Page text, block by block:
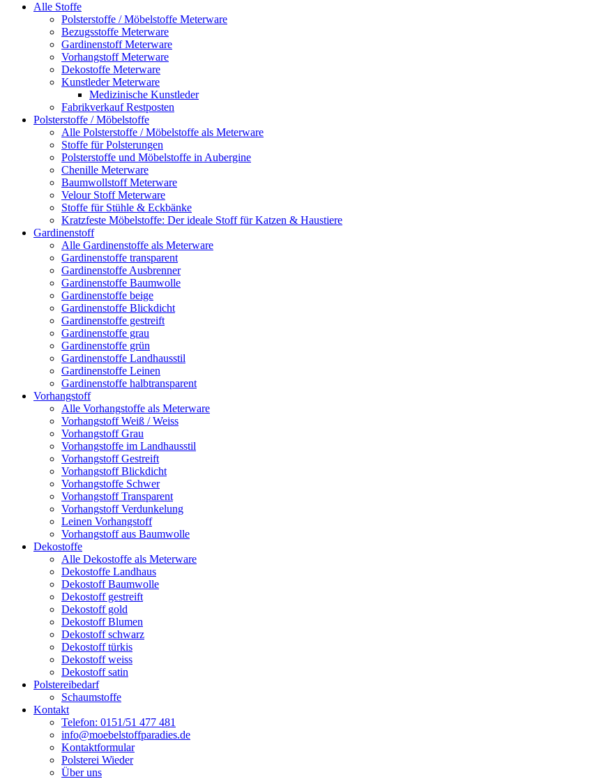
Alle Stoffe
Polsterstoffe / Möbelstoffe Meterware
Bezugsstoffe Meterware
Gardinenstoff Meterware
Vorhangstoff Meterware
Dekostoffe Meterware
Kunstleder Meterware
Medizinische Kunstleder
Fabrikverkauf Restposten
Polsterstoffe / Möbelstoffe
Alle Polsterstoffe / Möbelstoffe als Meterware
Stoffe für Polsterungen
Polsterstoffe und Möbelstoffe in Aubergine
Chenille Meterware
Baumwollstoff Meterware
Velour Stoff Meterware
Stoffe für Stühle & Eckbänke
Kratzfeste Möbelstoffe: Der ideale Stoff für Katzen & Haustiere
Gardinenstoff
Alle Gardinenstoffe als Meterware
Gardinenstoffe transparent
Gardinenstoffe Ausbrenner
Gardinenstoffe Baumwolle
Gardinenstoffe beige
Gardinenstoffe Blickdicht
Gardinenstoffe gestreift
Gardinenstoffe grau
Gardinenstoffe grün
Gardinenstoffe Landhausstil
Gardinenstoffe Leinen
Gardinenstoffe halbtransparent
Vorhangstoff
Alle Vorhangstoffe als Meterware
Vorhangstoff Weiß / Weiss
Vorhangstoff Grau
Vorhangstoffe im Landhausstil
Vorhangstoff Gestreift
Vorhangstoff Blickdicht
Vorhangstoffe Schwer
Vorhangstoff Transparent
Vorhangstoff Verdunkelung
Leinen Vorhangstoff
Vorhangstoff aus Baumwolle
Dekostoffe
Alle Dekostoffe als Meterware
Dekostoffe Landhaus
Dekostoff Baumwolle
Dekostoff gestreift
Dekostoff gold
Dekostoff Blumen
Dekostoff schwarz
Dekostoff türkis
Dekostoff weiss
Dekostoff satin
Polstereibedarf
Schaumstoffe
Kontakt
Telefon: 0151/51 477 481
info@moebelstoffparadies.de
Kontaktformular
Polsterei Wieder
Über uns